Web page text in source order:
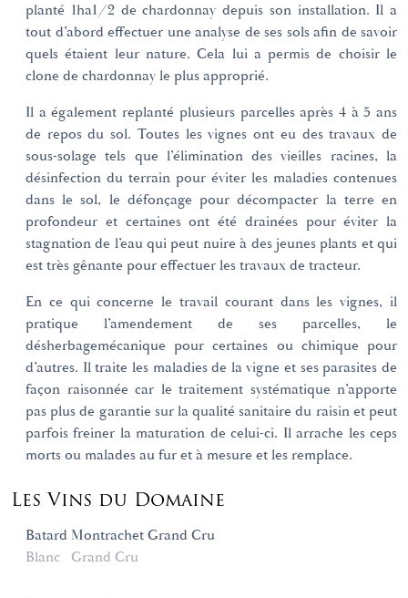
planté 1ha1/2 de chardonnay depuis son installation. Il a
tout d’abord effectuer une analyse de ses sols afin de savoir
quels étaient leur nature. Cela lui a permis de choisir le
clone de chardonnay le plus approprié.
Il a également replanté plusieurs parcelles après 4 à 5 ans
de repos du sol. Toutes les vignes ont eu des travaux de
sous-solage tels que l’élimination des vieilles racines, la
désinfection du terrain pour éviter les maladies contenues
dans le sol, le défonçage pour décompacter la terre en
profondeur et certaines ont été drainées pour éviter la
stagnation de l’eau qui peut nuire à des jeunes plants et qui
est très gênante pour effectuer les travaux de tracteur.
En ce qui concerne le travail courant dans les vignes, il
pratique l’amendement de ses parcelles, le
désherbagemécanique pour certaines ou chimique pour
d’autres. Il traite les maladies de la vigne et ses parasites de
façon raisonnée car le traitement systématique n’apporte
pas plus de garantie sur la qualité sanitaire du raisin et peut
parfois freiner la maturation de celui-ci. Il arrache les ceps
morts ou malades au fur et à mesure et les remplace.
Les Vins du Domaine
Batard Montrachet Grand Cru
Blanc
Grand Cru